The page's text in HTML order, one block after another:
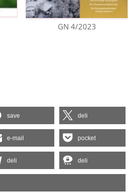
GN 4/2023
save deli
e-mail pocket
deli deli